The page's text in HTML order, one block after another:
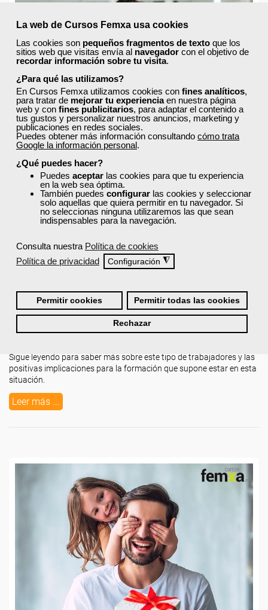
La web de Cursos Femxa usa cookies
Las cookies son pequeños fragmentos de texto que los
sitios web que visitas envía al navegador con el objetivo de
recordar información sobre tu visita.
¿Para qué las utilizamos?
En Cursos Femxa utilizamos cookies con fines analíticos,
para tratar de mejorar tu experienciaen nuestra página
web y con fines publicitarios, para adaptar el contenido a
tus gustos y personalizar nuestros anuncios, marketing y
publicaciones en redes sociales.
Puedes obtener más información consultando cómo trata
Google la información personal.
¿Qué puedes hacer?
Puedes aceptar las cookies para que tu experiencia
en la web sea óptima.
También puedes configurar las cookies y seleccionar
solo aquellas que quiera permitir en tu navegador. Si
no seleccionas ninguna utilizaremos las que sean
indispensables para la navegación.
Consulta nuestra Política de cookies
Política de privacidad
Configuración ◮
Permitir cookies Permitir todas las cookies
Rechazar
Qué significa ser un trabajador fijo discontinuo
Miércoles, 13 Abril 2022 08:30
¿Habías oído hablar de esta modalidad contractual?Ser fijo
discontinuo implica ser un trabajador indefinidoen una empresa,
aunque el desarrollo de las tareas inherentes al puesto de trabajo se
Sigue leyendo para saber más sobre este tipo de trabajadores y las
positivas implicaciones para la formación que supone estar en esta
situación.
Leer más ...